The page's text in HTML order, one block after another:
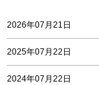
2026年07月21日
2025年07月22日
2024年07月22日